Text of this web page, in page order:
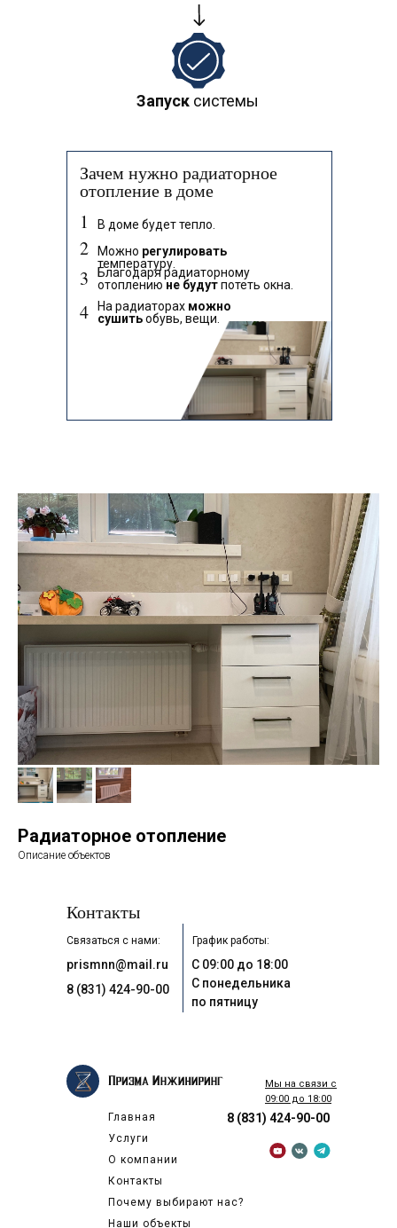
Запуск системы
В доме будет тепло.
1
Можно регулировать
температуру.
2
Благодаря радиаторному
отоплению не будутпотеть окна.
3
На радиаторах можно
сушитьобувь, вещи.
4
Зачем нужно радиаторное
отопление в доме
Радиаторное отопление
Описание объектов
Связаться с нами:
Контакты
С 09:00 до 18:00
С понедельника
по пятницу
График работы:
8 (831) 424-90-00
prismnn@mail.ru
Главная
Контакты
Наши объекты
О компании
Почему выбирают нас?
Мы на связи с
09:00 до 18:00
8 (831) 424-90-00
Услуги